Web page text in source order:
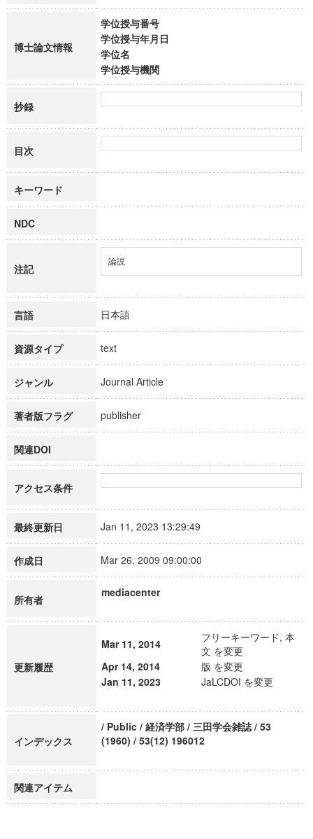
博士論文情報
学位授与番号
学位授与年月日
学位名
学位授与機関
抄録
目次
キーワード
NDC
注記
論説
言語 日本語
資源タイプ text
ジャンル Journal Article
著者版フラグ publisher
関連DOI
アクセス条件
最終更新日 Jan 11, 2023 13:29:49
作成日 Mar 26, 2009 09:00:00
所有者
mediacenter
更新履歴
Mar 11, 2014
フリーキーワード, 本
文 を変更
Apr 14, 2014
版 を変更
Jan 11, 2023
JaLCDOI を変更
インデックス
/ Public / 経済学部 / 三田学会雑誌 / 53
(1960) / 53(12) 196012
関連アイテム